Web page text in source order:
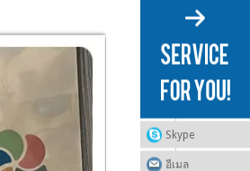
Skype
อีเมล